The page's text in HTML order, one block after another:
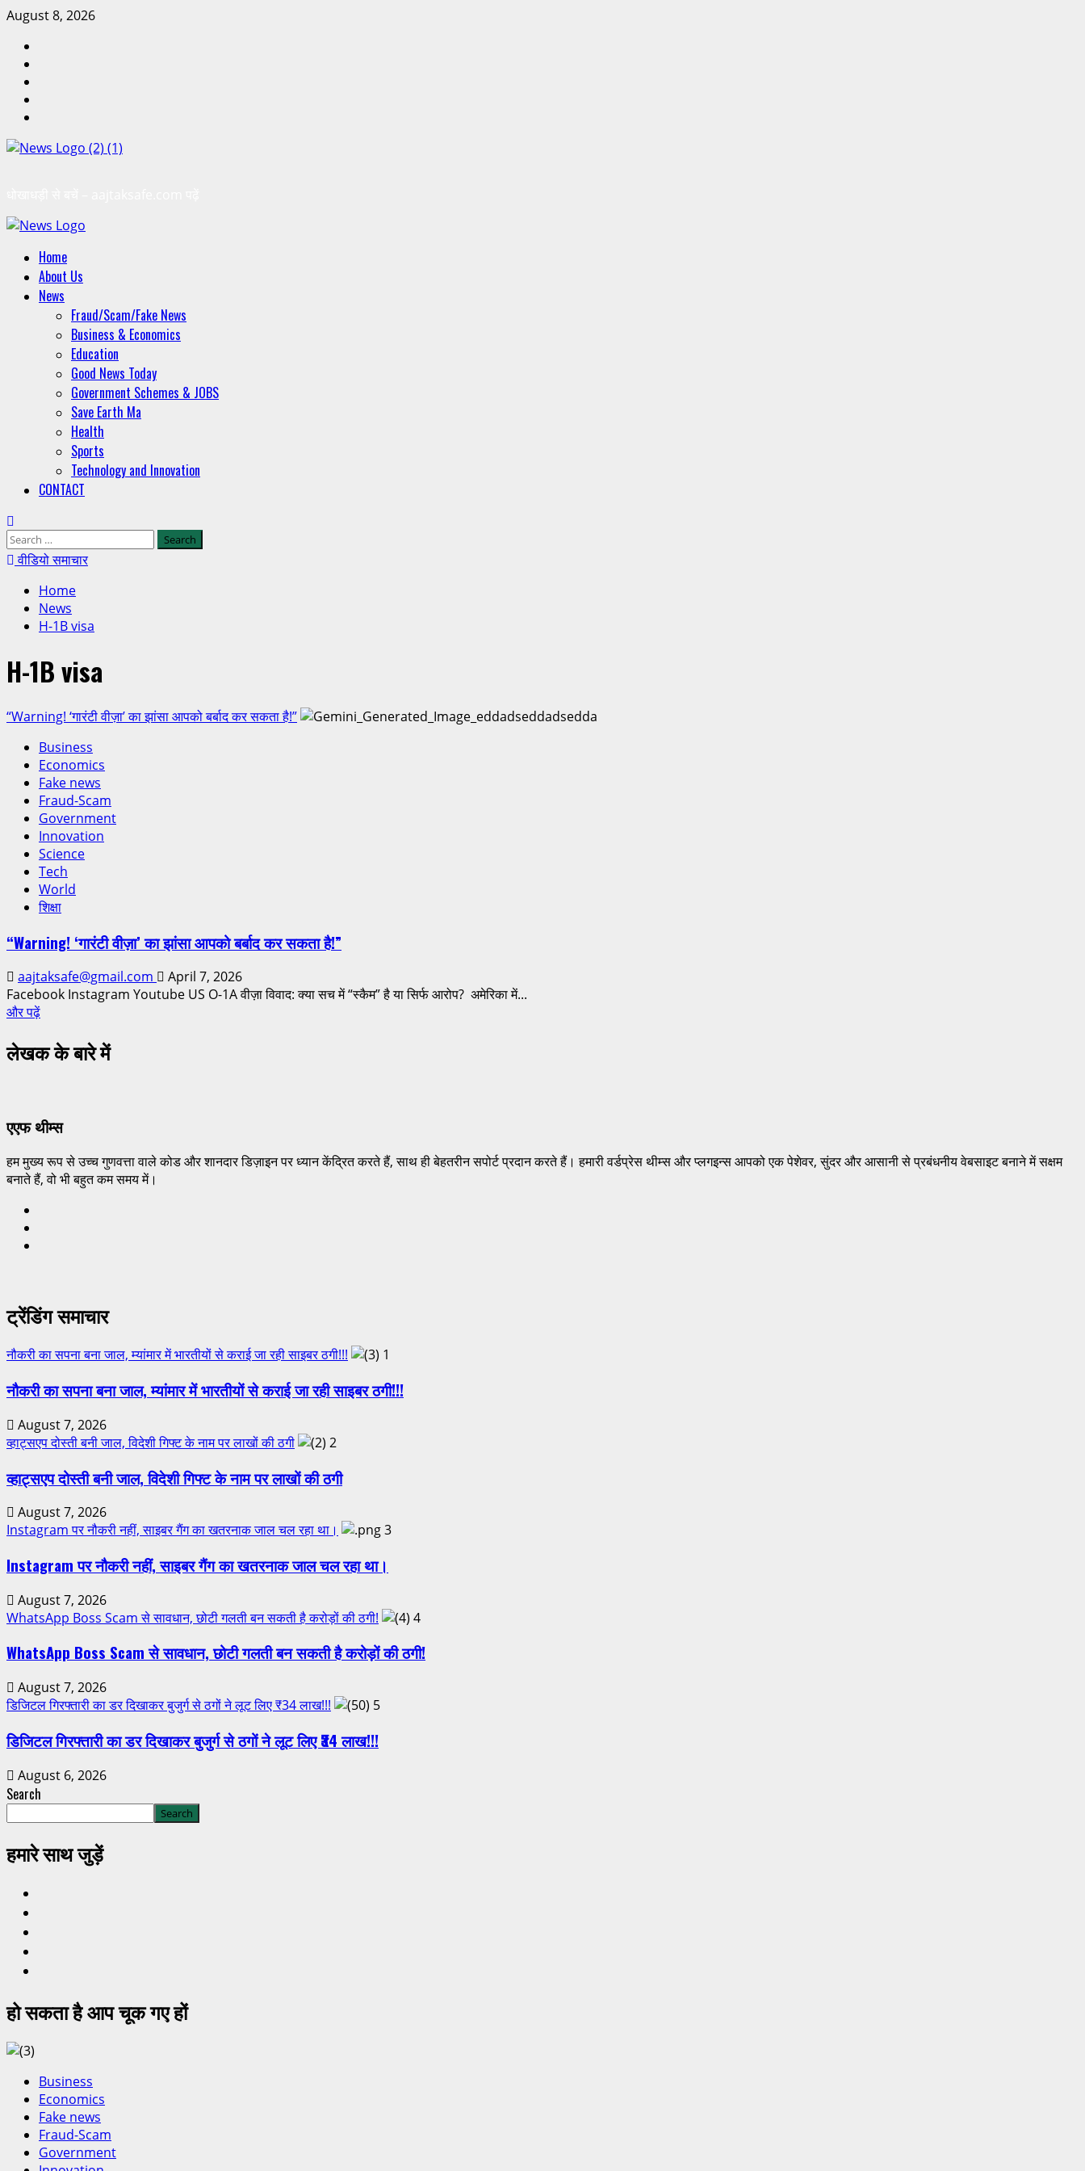
August 8, 2026
Home
About Us
News
Fraud/Scam/Fake News
Business & Economics
Education
Good News Today
Government Schemes & JOBS
Save Earth Ma
Health
Sports
Technology and Innovation
CONTACT
वीडियो समाचार
Home
News
H-1B visa
H-1B visa
“Warning! ‘गारंटी वीज़ा’ का झांसा आपको बर्बाद कर सकता है!”
Business
Economics
Fake news
Fraud-Scam
Government
Innovation
Science
Tech
World
शिक्षा
“Warning! ‘गारंटी वीज़ा’ का झांसा आपको बर्बाद कर सकता है!”
aajtaksafe@gmail.com
April 7, 2026
Facebook Instagram Youtube US O-1A वीज़ा विवाद: क्या सच में “स्कैम” है या सिर्फ आरोप? अमेरिका में...
और पढ़ें
लेखक के बारे में
एएफ थीम्स
हम मुख्य रूप से उच्च गुणवत्ता वाले कोड और शानदार डिज़ाइन पर ध्यान केंद्रित करते हैं, साथ ही बेहतरीन सपोर्ट प्रदान करते हैं। हमारी वर्डप्रेस थीम्स और प्लगइन्स आपको एक पेशेवर, सुंदर और आसानी से प्रबंधनीय वेबसाइट बनाने में सक्षम
बनाते हैं, वो भी बहुत कम समय में।
ट्रेंडिंग समाचार
नौकरी का सपना बना जाल, म्यांमार में भारतीयों से कराई जा रही साइबर ठगी!!! 1
नौकरी का सपना बना जाल, म्यांमार में भारतीयों से कराई जा रही साइबर ठगी!!!
August 7, 2026
व्हाट्सएप दोस्ती बनी जाल, विदेशी गिफ्ट के नाम पर लाखों की ठगी
2
व्हाट्सएप दोस्ती बनी जाल, विदेशी गिफ्ट के नाम पर लाखों की ठगी
August 7, 2026
Instagram पर नौकरी नहीं, साइबर गैंग का खतरनाक जाल चल रहा था।
3
Instagram पर नौकरी नहीं, साइबर गैंग का खतरनाक जाल चल रहा था।
August 7, 2026
WhatsApp Boss Scam से सावधान, छोटी गलती बन सकती है करोड़ों की ठगी!
4
WhatsApp Boss Scam से सावधान, छोटी गलती बन सकती है करोड़ों की ठगी!
August 7, 2026
डिजिटल गिरफ्तारी का डर दिखाकर बुजुर्ग से ठगों ने लूट लिए ₹34 लाख!!!
5
डिजिटल गिरफ्तारी का डर दिखाकर बुजुर्ग से ठगों ने लूट लिए ₹34 लाख!!!
August 6, 2026
Search
Search
हमारे साथ जुड़ें
हो सकता है आप चूक गए हों
Business
Economics
Fake news
Fraud-Scam
Government